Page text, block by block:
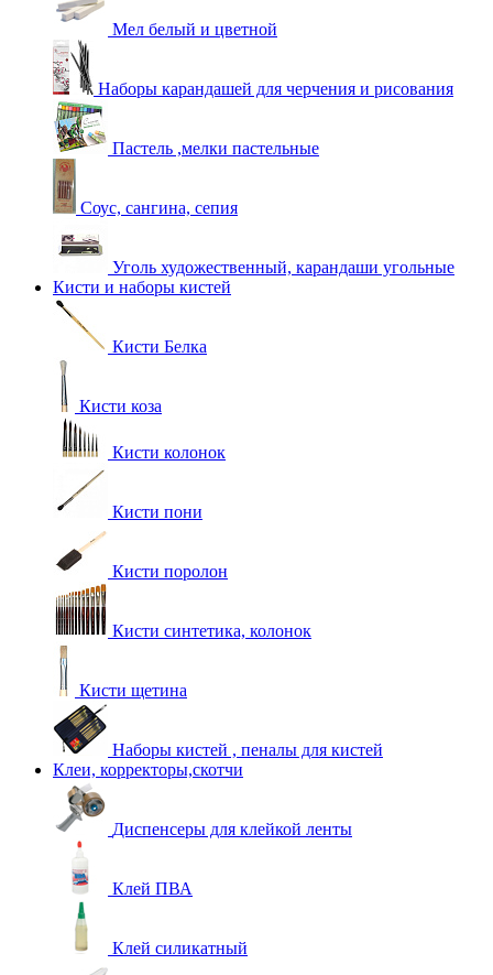
Мел белый и цветной
Наборы карандашей для черчения и рисования
Пастель ,мелки пастельные
Соус, сангина, сепия
Уголь художественный, карандаши угольные
Кисти и наборы кистей
Кисти Белка
Кисти коза
Кисти колонок
Кисти пони
Кисти поролон
Кисти синтетика, колонок
Кисти щетина
Наборы кистей , пеналы для кистей
Клеи, корректоры,скотчи
Диспенсеры для клейкой ленты
Клей ПВА
Клей силикатный